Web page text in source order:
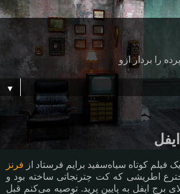
را بردار ازو
▼
فیلم کوتاه سیاه‌سفید برایم فرستاد از فرنز
اطریشی که کت چترنجاتی ساخته بود و
برج ایفل به پایین پرید. توصیه می‌کنم قبل